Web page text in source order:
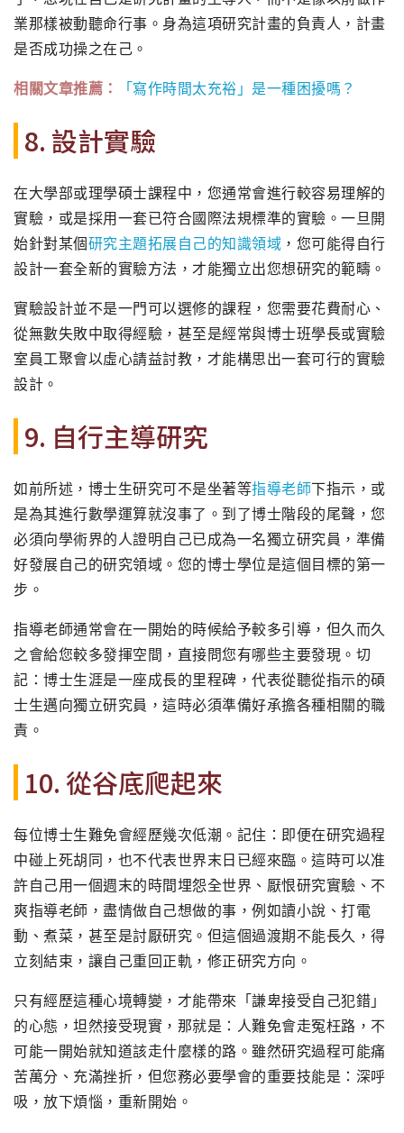
業那樣被動聽命行事。 身為這項研究計畫的負責人，計畫
是否成功操之在己。
相關文章推薦：
「寫作時間太充裕」是一種困擾嗎？
8. 設計實驗
在大學部或理學碩士課程中，您通常會進行較容易理解的
實驗， 或是採用一套已符合國際法規標準的實驗。 一旦開
始針對某個研究主題拓展自己的知識領域 ， 您可能得自行
設計一套全新的實驗方法， 才能獨立出您想研究的範疇。
實驗設計並不是一門可以選修的課程， 您需要花費耐心、
從無數失敗中取得經驗， 甚至是經常與博士班學長或實驗
室員工聚會以虛心請益討教， 才能構思出一套可行的實驗
設計。
9. 自行主導研究
如前所述，博士生研究可不是坐著等指導老師下指示， 或
是為其進行數學運算就沒事了。到了博士階段的尾聲， 您
必須向學術界的人證明自己已成為一名獨立研究員， 準備
好發展自己的研究領域。您的博士學位是這個目標的第一
步。
指導老師通常會在一開始的時候給予較多引導， 但久而久
之會給您較多發揮空間，直接問您有哪些主要發現。切
記： 博士生涯是一座成長的里程碑， 代表從聽從指示的碩
士生邁向獨立研究員， 這時必須準備好承擔各種相關的職
責。
10. 從谷底爬起來
每位博士生難免會經歷幾次低潮。記住： 即便在研究過程
中碰上死胡同，也不代表世界末日已經來臨。 這時可以准
許自己用一個週末的時間埋怨全世界、厭恨研究實驗、 不
爽指導老師，盡情做自己想做的事，例如讀小說、打電
動、煮菜， 甚至是討厭研究。但這個過渡期不能長久，得
立刻結束， 讓自己重回正軌，修正研究方向。
只有經歷這種心境轉變， 才能帶來「謙卑接受自己犯錯」
的心態，坦然接受現實，那就是： 人難免會走冤枉路，不
可能一開始就知道該走什麼樣的路。 雖然研究過程可能痛
苦萬分、充滿挫折， 但您務必要學會的重要技能是：深呼
吸，放下煩惱，重新開始。